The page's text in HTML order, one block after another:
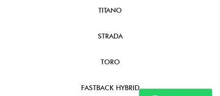
TITANO
STRADA
TORO
FASTBACK HYBRID